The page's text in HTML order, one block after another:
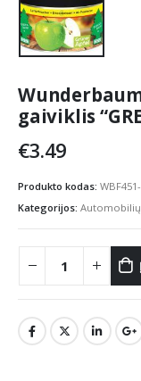
gaiviklis
€3.49
Produkto kodas:
Kategorijos: